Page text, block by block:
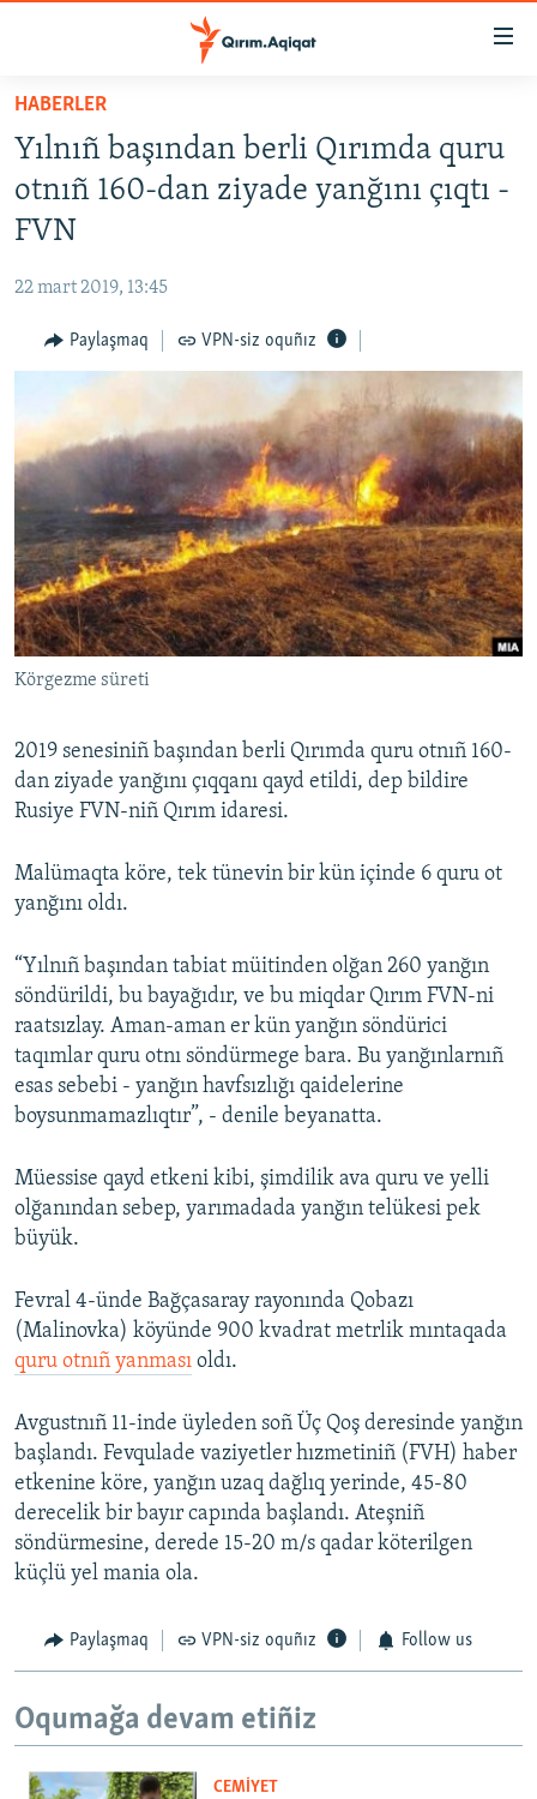
Esas
qaytmaq
Baş
navigatsiyağa
qaytmaq
Qıdıruvğa
HABERLER
İQTİSADİYAT
MEDENİYET
İNSAN AQLARI
VİDEO
SÜRET
BLOGLAR
FİKİR
Русский
Українською
QOŞULIÑIZ!
RFE/RS bütün saytları
HABERLER
Yılnıñ başından berli Qırımda quru
otnıñ 160-dan ziyade yanğını çıqtı -
FVN
22 mart 2019, 13:45
Paylaşmaq VPN-siz oquñız
Körgezme süreti
2019 senesiniñ başından berli Qırımda quru otnıñ 160-
dan ziyade yanğını çıqqanı qayd etildi, dep bildire
Rusiye FVN-niñ Qırım idaresi.
Malümaqta köre, tek tünevin bir kün içinde 6 quru ot
yanğını oldı.
“Yılnıñ başından tabiat müitinden olğan 260 yanğın
söndürildi, bu bayağıdır, ve bu miqdar Qırım FVN-ni
raatsızlay. Aman-aman er kün yanğın söndürici
taqımlar quru otnı söndürmege bara. Bu yanğınlarnıñ
esas sebebi - yanğın havfsızlığı qaidelerine
boysunmamazlıqtır”, - denile beyanatta.
Müessise qayd etkeni kibi, şimdilik ava quru ve yelli
olğanından sebep, yarımadada yanğın telükesi pek
büyük.
Fevral 4-ünde Bağçasaray rayonında Qobazı
(Malinovka) köyünde 900 kvadrat metrlik mıntaqada
quru otnıñ yanması oldı.
Avgustnıñ 11-inde üyleden soñ Üç Qoş deresinde yanğın
başlandı. Fevqulade vaziyetler hızmetiniñ (FVH) haber
etkenine köre, yanğın uzaq dağlıq yerinde, 45-80
derecelik bir bayır capında başlandı. Ateşniñ
söndürmesine, derede 15-20 m/s qadar köterilgen
küçlü yel mania ola.
Paylaşmaq VPN-siz oquñız Follow us
Oqumağa devam etiñiz
CEMİYET